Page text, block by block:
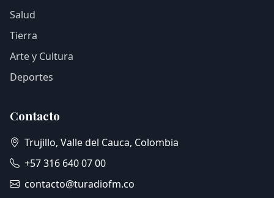
Salud
Tierra
Arte y Cultura
Deportes
Contacto
Trujillo, Valle del Cauca, Colombia
+57 316 640 07 00
contacto@turadiofm.co